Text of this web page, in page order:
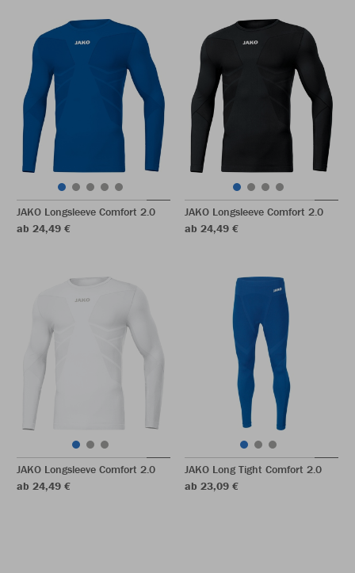
JAKO Longsleeve Comfort 2.0
ab 24,49 €
JAKO Longsleeve Comfort 2.0
ab 24,49 €
JAKO Longsleeve Comfort 2.0
ab 24,49 €
JAKO Long Tight Comfort 2.0
ab 23,09 €